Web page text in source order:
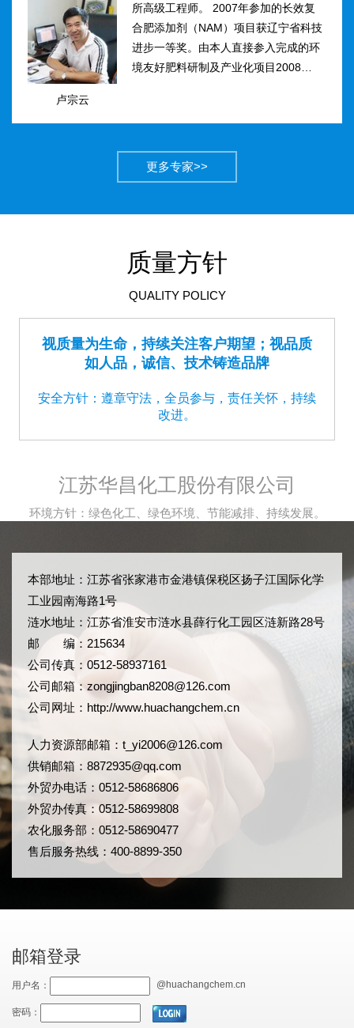
卢宗云
所高级工程师。 2007年参加的长效复
合肥添加剂（NAM）项目获辽宁省科技
进步一等奖。由本人直接参入完成的环
境友好肥料研制及产业化项目2008年获
市有突出贡献中青年专...
更多专家>>
质量方针
QUALITY POLICY
视质量为生命，持续关注客户期望；视品质
如人品，诚信、技术铸造品牌
安全方针：遵章守法，全员参与，责任关怀，持续
改进。
江苏华昌化工股份有限公司
环境方针：绿色化工、绿色环境、节能减排、持续发展。
本部地址：江苏省张家港市金港镇保税区扬子江国际化学
工业园南海路1号
涟水地址：江苏省淮安市涟水县薛行化工园区涟新路28号
邮 编：215634
公司传真：0512-58937161
公司邮箱： zongjingban8208@126.com
公司网址： http://www.huachangchem.cn
人力资源部邮箱： t_yi2006@126.com
供销邮箱：8872935@qq.com
外贸办电话：0512-58686806
外贸办传真：0512-58699808
农化服务部：0512-58690477
售后服务热线：400-8899-350
邮箱登录
用户名： @huachangchem.cn
密码：